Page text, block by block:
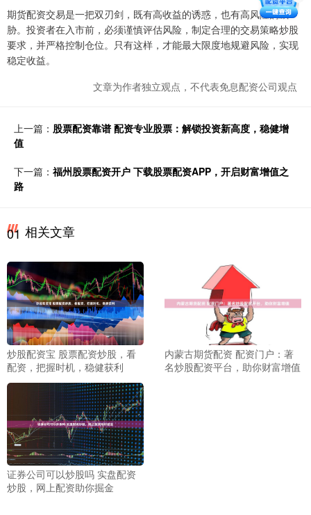
期货配资交易是一把双刃剑，既有高收益的诱惑，也有高风险的威
胁。投资者在入市前，必须谨慎评估风险，制定合理的交易策略炒股
要求，并严格控制仓位。只有这样，才能最大限度地规避风险，实现
稳定收益。
文章为作者独立观点，不代表免息配资公司观点
上一篇： 股票配资靠谱 配资专业股票：解锁投资新高度，稳健增
值
下一篇： 福州股票配资开户 下载股票配资APP，开启财富增值之
路
01 相关文章
炒股配资宝 股票配资炒股，看
配资，把握时机，稳健获利
内蒙古期货配资 配资门户：著
名炒股配资平台，助你财富增值
证券公司可以炒股吗 实盘配资
炒股，网上配资助你掘金